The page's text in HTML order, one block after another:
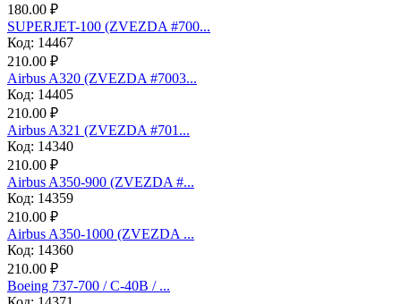
180.00 ₽
SUPERJET-100 (ZVEZDA #700...
Код: 14467
210.00 ₽
Аirbus A320 (ZVEZDA #7003...
Код: 14405
210.00 ₽
Аirbus A321 (ZVEZDA #701...
Код: 14340
210.00 ₽
Airbus A350-900 (ZVEZDA #...
Код: 14359
210.00 ₽
Airbus A350-1000 (ZVEZDA ...
Код: 14360
210.00 ₽
Boeing 737-700 / C-40B / ...